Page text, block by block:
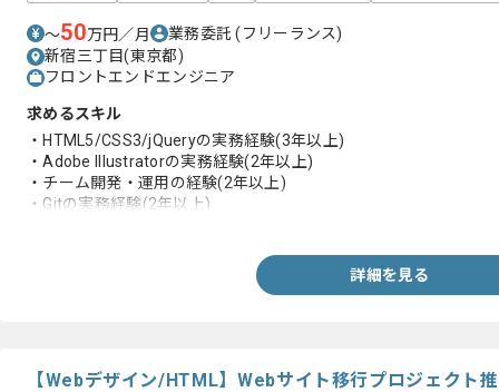
〜50万円／月 業務委託(フリーランス)
新宿三丁目(東京都)
フロントエンドエンジニア
求めるスキル
・HTML5/CSS3/jQueryの実務経験(3年以上)
・Adobe Illustratorの実務経験(2年以上)
・チーム開発・運用の経験(2年以上)
・Gitの実務経験(2年以上)
詳細を見る
【Webデザイン/HTML】Webサイト移行プロジェクト